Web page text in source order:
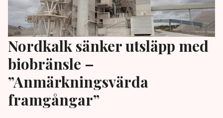
Nordkalk sänker utsläpp med
biobränsle –
”Anmärkningsvärda
framgångar”